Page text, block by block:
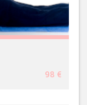
98 €